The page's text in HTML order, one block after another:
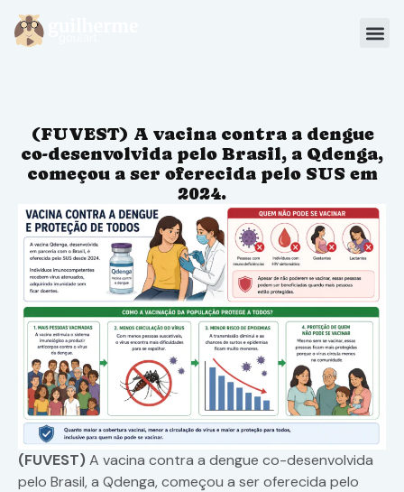
Sou Aluno
(FUVEST) A vacina contra a dengue
co-desenvolvida pelo Brasil, a Qdenga,
começou a ser oferecida pelo SUS em
2024.
(FUVEST)A vacina contra a dengue co-desenvolvida
pelo Brasil, a Qdenga, começou a ser oferecida pelo